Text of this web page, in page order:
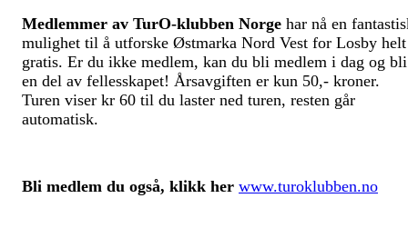
Medlemmer av TurO-klubben Norge har nå en
mulighet til å utforske Østmarka Nord Vest for Losby helt
gratis. Er du ikke medlem, kan du bli medlem i dag og bli
en del av fellesskapet! Årsavgiften er kun 50,- kroner.
Turen viser kr 60 til du laster ned turen, resten går
automatisk.
Bli medlem du også, klikk her www.turoklubben.no